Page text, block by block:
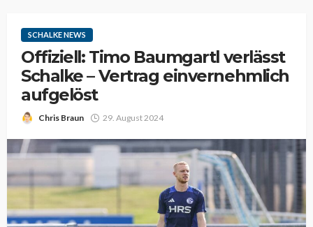
SCHALKE NEWS
Offiziell: Timo Baumgartl verlässt
Schalke – Vertrag einvernehmlich
aufgelöst
Chris Braun 29. August 2024